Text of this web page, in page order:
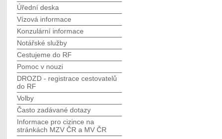
Úřední deska
Vízová informace
Konzulární informace
Notářské služby
Cestujeme do RF
Pomoc v nouzi
DROZD - registrace cestovatelů
do RF
Volby
Často zadávané dotazy
Informace pro cizince na
stránkách MZV ČR а MV ČR